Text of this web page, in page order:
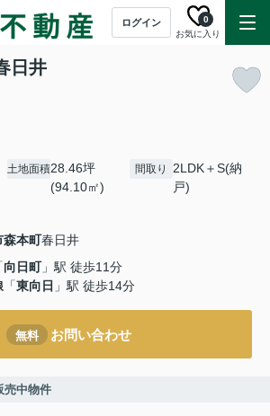
ログイン
お気に入り
0
日井
土地面積28.46坪
(94.10㎡)
間取り
2LDK＋S(納
戸)
森本町春日井
向日町」駅 徒歩11分
「東向日 」駅 徒歩14分
無料 お問い合わせ
売中物件